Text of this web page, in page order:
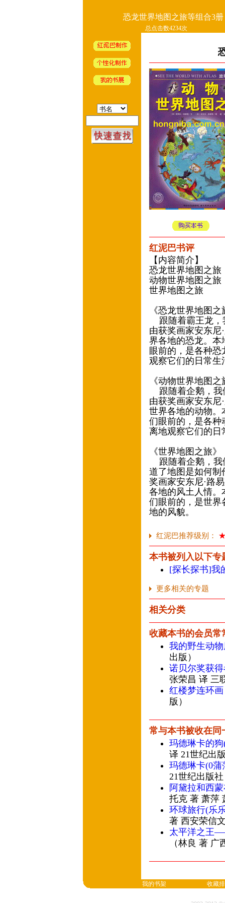
恐龙世界地图之旅等组合3册
总点击数4234次
红泥巴书评
【内容简介】
恐龙世界地图之旅
动物世界地图之旅
世界地图之旅
《恐龙世界地图
跟随着霸王龙，
由获奖画家安东尼
界各地的恐龙。本
眼前的，是各种
观察它们的日常
《动物世界地图
跟随着企鹅，我
由获奖画家安东尼
世界各地的动物。
们眼前的，是各种
离地观察它们的
《世界地图之旅》
跟随着企鹅，我
道了地图是如何制
奖画家安东尼·路
各地的风土人情。
们眼前的，是世界
地的风貌。
红泥巴推荐级别：
本书被列入以下专
[探长探书]我
更多相关的专题
相关分类
收藏本书的会员常
我的野生动
出版）
诺贝尔奖获
张荣昌 译 三
红楼梦连环
版）
常与本书被收在同
玛德琳卡的
译 21世纪出
玛德琳卡(0
21世纪出版
阿黛拉和西
托克 著 萧萍
环球旅行(乐
著 西安荣信
太平洋之王
（林良 著
我的书架 收藏